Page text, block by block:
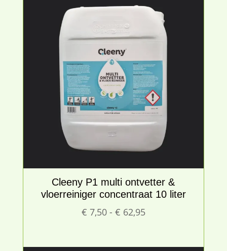
Cleeny P1 multi ontvetter &
vloerreiniger concentraat 10 liter
€ 7,50 - € 62,95Prijsklasse: